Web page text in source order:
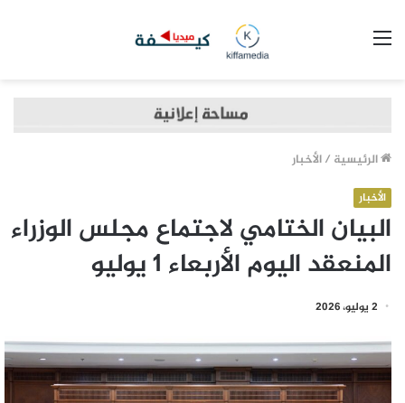
الرئيسية /الأخبار
الأخبار
البيان الختامي لاجتماع مجلس الوزراء
المنعقد اليوم الأربعاء 1 يوليو
2 يوليو، 2026